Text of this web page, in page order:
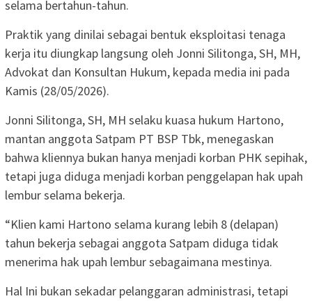
selama bertahun-tahun.
Praktik yang dinilai sebagai bentuk eksploitasi tenaga
kerja itu diungkap langsung oleh Jonni Silitonga, SH, MH,
Advokat dan Konsultan Hukum, kepada media ini pada
Kamis (28/05/2026).
Jonni Silitonga, SH, MH selaku kuasa hukum Hartono,
mantan anggota Satpam PT BSP Tbk, menegaskan
bahwa kliennya bukan hanya menjadi korban PHK sepihak,
tetapi juga diduga menjadi korban penggelapan hak upah
lembur selama bekerja.
“Klien kami Hartono selama kurang lebih 8 (delapan)
tahun bekerja sebagai anggota Satpam diduga tidak
menerima hak upah lembur sebagaimana mestinya.
Hal Ini bukan sekadar pelanggaran administrasi, tetapi